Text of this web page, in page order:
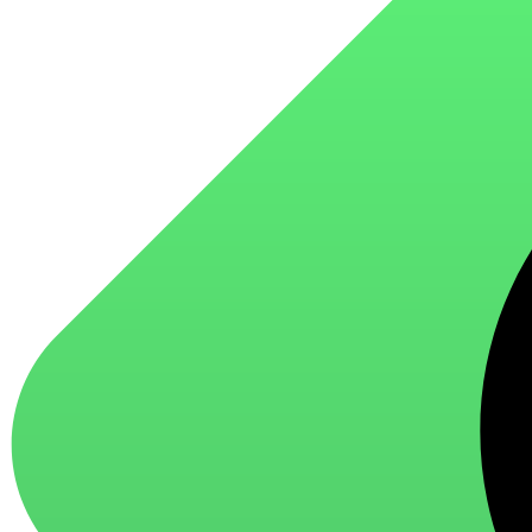
для ароматизации и нейтрализации запахов
для стирки и ухода за тканями
для ковров и текстильных изделий
специализированные чистящие средства
универсальные чистящие средства
дезинфицирующие средства
Автохимия и автокосметика
автоэмали
аэрозольные смазки